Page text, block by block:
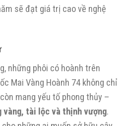
sẽ đạt giá trị cao về nghệ
những phôi có hoành trên
Mai Vàng Hoành 74 không chỉ
mang yếu tố phong thủy –
vàng, tài lộc và thịnh vượng.